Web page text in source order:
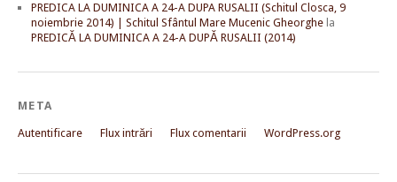
PREDICA LA DUMINICA A 24-A DUPA RUSALII (Schitul Closca, 9
noiembrie 2014) | Schitul Sfântul Mare Mucenic Gheorghe la
PREDICĂ LA DUMINICA A 24-A DUPĂ RUSALII (2014)
META
Autentificare Flux intrări Flux comentarii WordPress.org